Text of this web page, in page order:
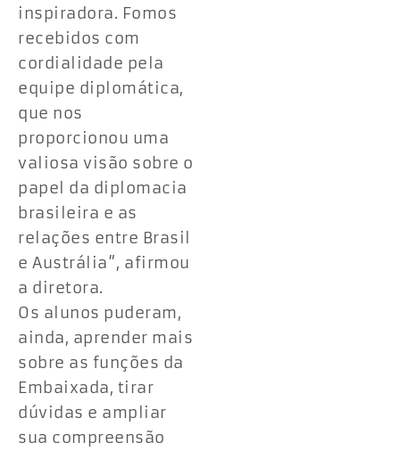
inspiradora. Fomos
recebidos com
cordialidade pela
equipe diplomática,
que nos
proporcionou uma
valiosa visão sobre o
papel da diplomacia
brasileira e as
relações entre Brasil
e Austrália”, afirmou
a diretora.
Os alunos puderam,
ainda, aprender mais
sobre as funções da
Embaixada, tirar
dúvidas e ampliar
sua compreensão